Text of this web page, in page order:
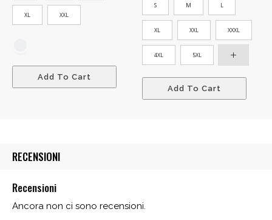
XL XXL
Add To Cart
24,00 €
30,00 €
S M L
XL XXL XXXL
4XL 5XL
Add To Cart
RECENSIONI
Recensioni
Ancora non ci sono recensioni.